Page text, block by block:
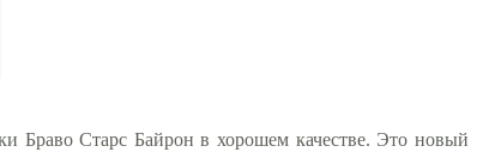
Браво Старс Байрон в хорошем качестве. Это новый